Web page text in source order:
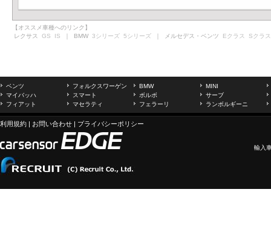
【オススメ車種へのリンク】
レクサス GS IS ｜ BMW 3シリーズ 5シリーズ ｜ メルセデス・ベンツ Eクラス Sクラス
ベンツ フォルクスワーゲン BMW
MINI
マイバッハ
スマート ボルボ
サーブ
フィアット
マセラティ フェラーリ ランボルギーニ
利用規約 | お問い合わせ | プライバシーポリシー
輸入